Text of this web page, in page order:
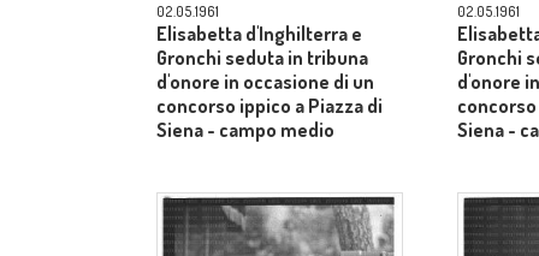
02.05.1961
Elisabetta d'Inghilterra e
Gronchi seduta in tribuna
d'onore in occasione di un
concorso ippico a Piazza di
Siena - campo medio
02.05.1961
Gronchi
d'onore
Siena -